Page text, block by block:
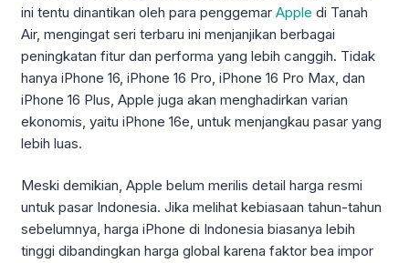
ini tentu dinantikan oleh para penggemar Apple di Tanah
Air, mengingat seri terbaru ini menjanjikan berbagai
peningkatan fitur dan performa yang lebih canggih. Tidak
hanya iPhone 16, iPhone 16 Pro, iPhone 16 Pro Max, dan
iPhone 16 Plus, Apple juga akan menghadirkan varian
ekonomis, yaitu iPhone 16e, untuk menjangkau pasar yang
lebih luas.
Meski demikian, Apple belum merilis detail harga resmi
untuk pasar Indonesia. Jika melihat kebiasaan tahun-tahun
sebelumnya, harga iPhone di Indonesia biasanya lebih
tinggi dibandingkan harga global karena faktor bea impor